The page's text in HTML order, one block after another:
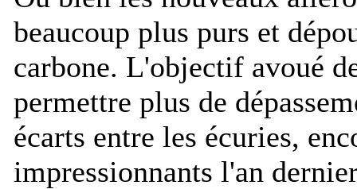
beaucoup plus purs et
carbone. L'objectif avoué
permettre plus de
écarts entre les écuries,
impressionnants l'an